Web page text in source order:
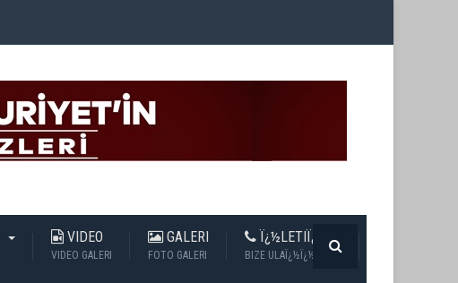
VIDEO
VIDEO GALERI
GALERI
FOTO GALERI
Ï¿½LETIÏ¿½IM
BIZE ULAÏ¿½Ï¿½N